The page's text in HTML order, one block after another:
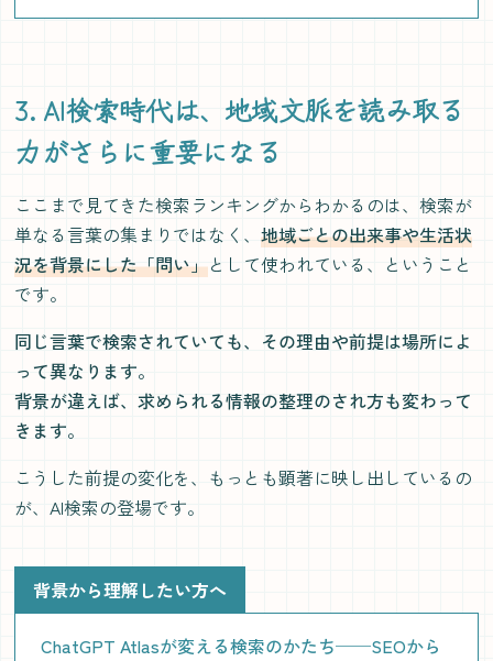
3. AI検索時代は、地域文脈を読み取る
力がさらに重要になる
ここまで見てきた検索ランキングからわかるのは、検索が
単なる言葉の集まりではなく、地域ごとの出来事や生活状
況を背景にした「問い」として使われている、ということ
です。
同じ言葉で検索されていても、その理由や前提は場所によ
って異なります。
背景が違えば、求められる情報の整理のされ方も変わって
きます。
こうした前提の変化を、もっとも顕著に映し出しているの
が、AI検索の登場です。
背景から理解したい方へ
ChatGPT Atlasが変える検索のかたち──SEOから